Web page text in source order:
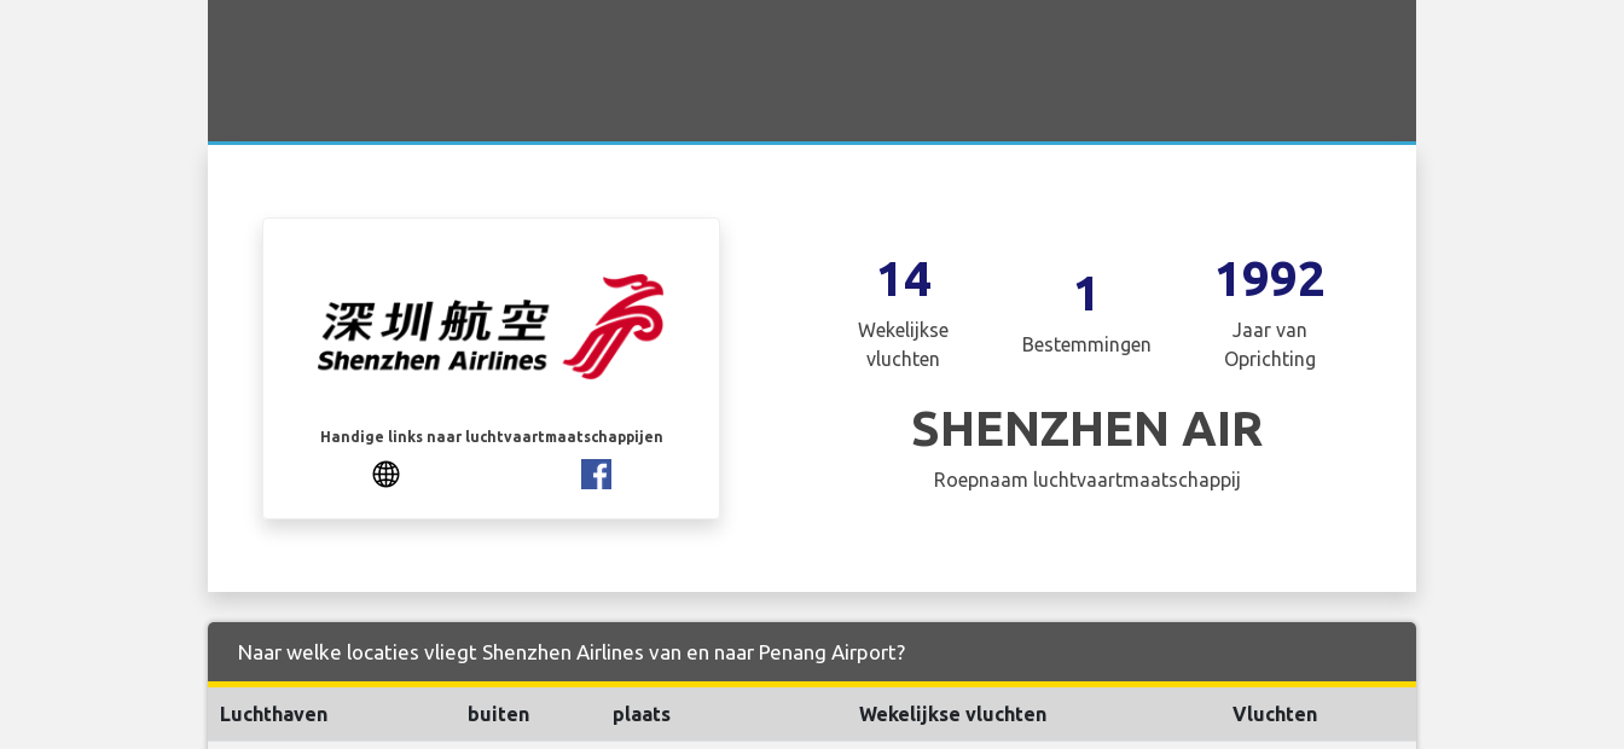
Handige links naar luchtvaartmaatschappijen
14
Wekelijkse
vluchten
1
Bestemmingen
1992
Jaar van
Oprichting
SHENZHEN AIR
Roepnaam luchtvaartmaatschappij
Naar welke locaties vliegt Shenzhen Airlines van en naar Penang Airport?
Luchthaven buiten plaats Wekelijkse vluchten Vluchten